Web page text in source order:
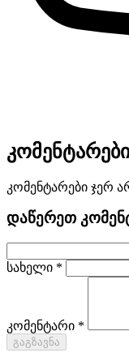
კომენტარები
კომენტარები ჯერ
დაწერეთ
სახელი *
კომენტარი *
გაგზავნა